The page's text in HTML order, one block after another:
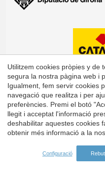
Utilitzem cookies pròpies y de
segura la nostra pàgina web i
Igualment, fem servir cookies
navegació que realitza i per
preferències. Premi el botó
llegit i acceptat l'informació
deshabilitar aquestes cookies
obtenir més informació a la
Configuració
Guardar configuració